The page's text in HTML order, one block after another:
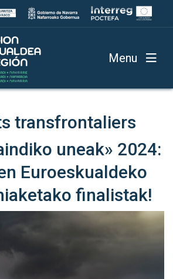
Menu
transfrontaliers
uneak» 2024:
Euroeskualdeko
finalistak!